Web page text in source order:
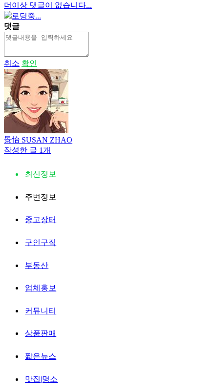
더이상 댓글이 없습니다...
로딩중...
댓글
취소 확인
景怡 SUSAN ZHAO
작성한 글 1개
최신정보
주변정보
중고장터
구인구직
부동산
업체홍보
커뮤니티
상품판매
짧은뉴스
맛집|명소